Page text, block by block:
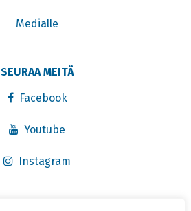
Medialle
SEURAA MEITÄ
Facebook
Youtube
Instagram